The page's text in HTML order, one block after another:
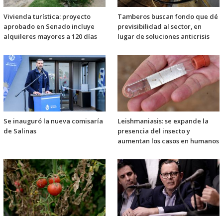
Vivienda turística: proyecto
aprobado en Senado incluye
alquileres mayores a 120 días
Tamberos buscan fondo que dé
previsibilidad al sector, en
lugar de soluciones anticrisis
Se inauguró la nueva comisaría
de Salinas
Leishmaniasis: se expande la
presencia del insecto y
aumentan los casos en humanos